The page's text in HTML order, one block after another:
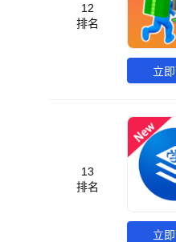
12
排名
立
13
排名
立